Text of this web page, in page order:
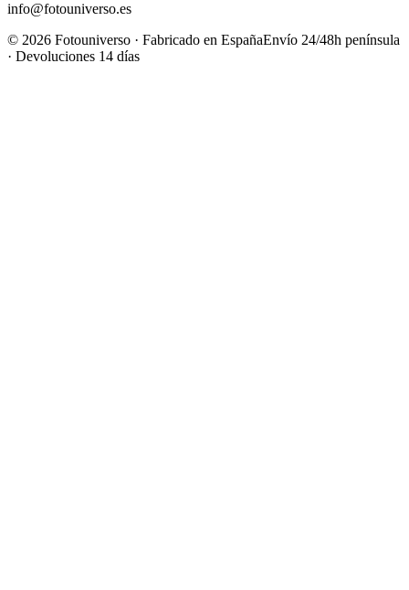
info@fotouniverso.es
© 2026 Fotouniverso · Fabricado en EspañaEnvío 24/48h península
· Devoluciones 14 días